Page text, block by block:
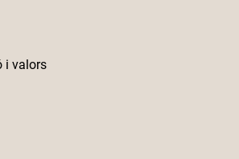
i valors